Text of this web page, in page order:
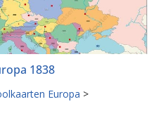
1838
Europa >